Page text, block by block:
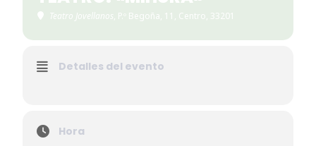
Teatro Jovellanos, P.º Begoña, 11, Centro, 33201
Detalles del evento
Hora